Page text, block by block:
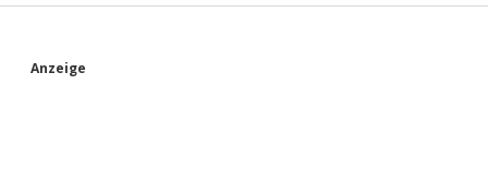
S
Anzeige